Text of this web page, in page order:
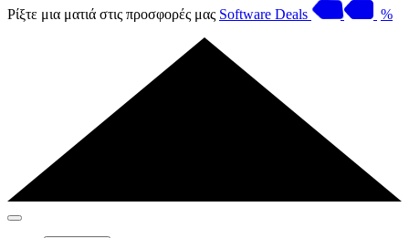
Ρίξτε μια ματιά στις προσφορές μας Software Deals %